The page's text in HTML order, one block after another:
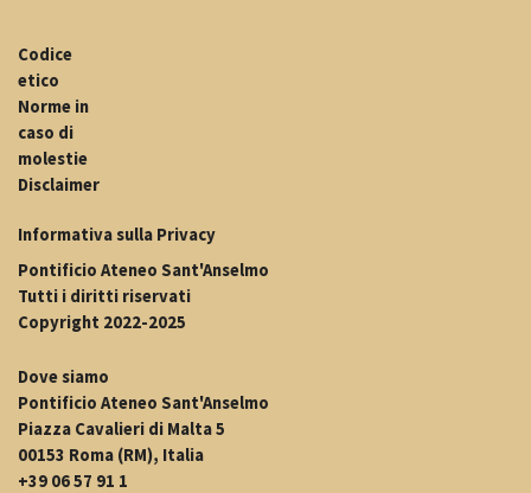
Codice
etico
Norme in
caso di
molestie
Disclaimer
Informativa sulla Privacy
Pontificio Ateneo Sant'Anselmo
Tutti i diritti riservati
Copyright 2022-2025
Dove siamo
Pontificio Ateneo Sant'Anselmo
Piazza Cavalieri di Malta 5
00153 Roma (RM), Italia
+39 06 57 91 1